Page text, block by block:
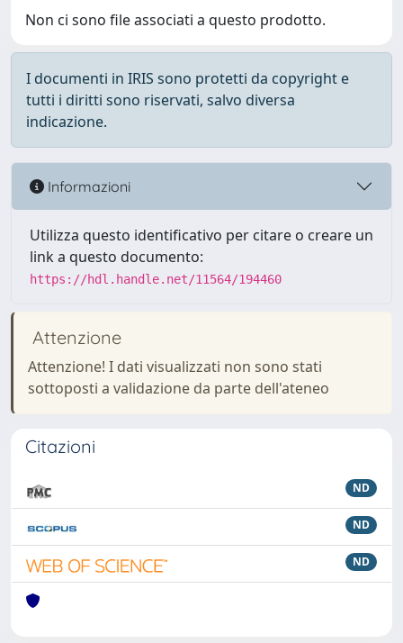
Non ci sono file associati a questo prodotto.
I documenti in IRIS sono protetti da copyright e
tutti i diritti sono riservati, salvo diversa
indicazione.
Informazioni
Utilizza questo identificativo per citare o creare un
link a questo documento:
https://hdl.handle.net/11564/194460
Attenzione
Attenzione! I dati visualizzati non sono stati
sottoposti a validazione da parte dell'ateneo
Citazioni
ND
ND
ND